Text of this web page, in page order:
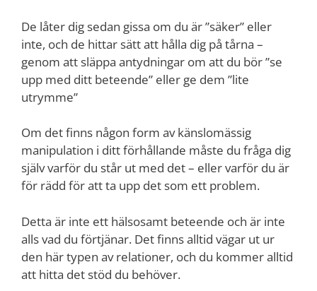
De låter dig sedan gissa om du är ”säker” eller
inte, och de hittar sätt att hålla dig på tårna –
genom att släppa antydningar om att du bör ”se
upp med ditt beteende” eller ge dem ”lite
utrymme”
Om det finns någon form av känslomässig
manipulation i ditt förhållande måste du fråga dig
själv varför du står ut med det – eller varför du är
för rädd för att ta upp det som ett problem.
Detta är inte ett hälsosamt beteende och är inte
alls vad du förtjänar. Det finns alltid vägar ut ur
den här typen av relationer, och du kommer alltid
att hitta det stöd du behöver.